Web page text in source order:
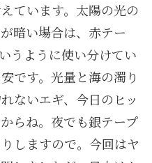
ています。太陽の光の
暗い場合は、赤テー
うように使い分けてい
です。光量と海の濁り
ないエギ、今日のヒッ
らね。夜でも銀テープ
しますので。今回はヤ